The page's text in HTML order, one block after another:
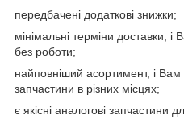
передбачені додаткові знижки;
мінімальні терміни доставки,
без роботи;
найповніший асортимент, і
запчастини в різних місцях;
є якісні аналогові запчастини